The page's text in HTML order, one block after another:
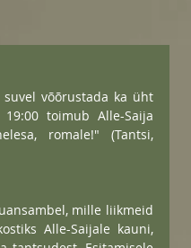
võõrustada ka üht
toimub Alle-Saija
romale!" (Tantsi,
mille liikmeid
Alle-Saijale kauni,